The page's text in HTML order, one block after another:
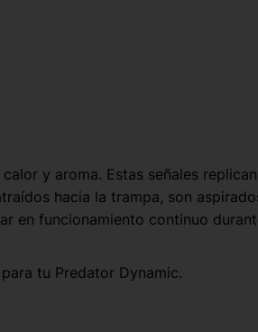
y aroma. Estas señales
hacia la trampa, son
en funcionamiento continuo
tu Predator Dynamic.